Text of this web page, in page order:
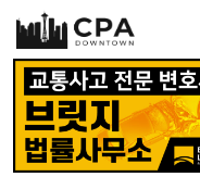
Skip to main content